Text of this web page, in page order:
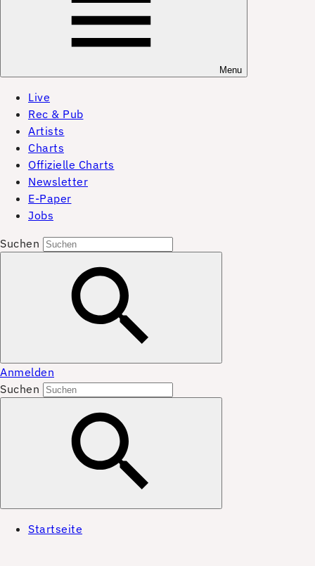
Menu
Live
Rec & Pub
Artists
Charts
Offizielle Charts
Newsletter
E-Paper
Jobs
Suchen
Anmelden
Suchen
Startseite